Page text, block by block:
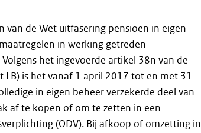
van de Wet uitfasering pensioen in eigen
in werking getreden
Volgens het ingevoerde artikel 38n van de
is het vanaf 1 april 2017 tot en met 31
in eigen beheer verzekerde deel van
af te kopen of om te zetten in een
(ODV). Bij afkoop of omzetting in